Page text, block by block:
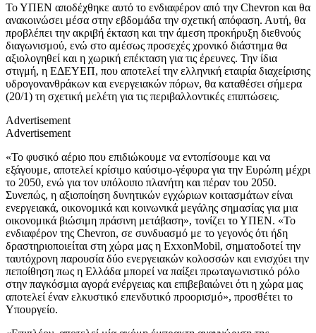
Το ΥΠΕΝ αποδέχθηκε αυτό το ενδιαφέρον από την Chevron και θα
ανακοινώσει μέσα στην εβδομάδα την σχετική απόφαση. Αυτή, θα
προβλέπει την ακριβή έκταση και την άμεση προκήρυξη διεθνούς
διαγωνισμού, ενώ στο αμέσως προσεχές χρονικό διάστημα θα
αξιολογηθεί και η χωρική επέκταση για τις έρευνες. Την ίδια
στιγμή, η ΕΔΕΥΕΠ, που αποτελεί την ελληνική εταιρία διαχείρισης
υδρογονανθράκων και ενεργειακών πόρων, θα καταθέσει σήμερα
(20/1) τη σχετική μελέτη για τις περιβαλλοντικές επιπτώσεις.
Advertisement
Advertisement
«Το φυσικό αέριο που επιδιώκουμε να εντοπίσουμε και να
εξάγουμε, αποτελεί κρίσιμο καύσιμο-γέφυρα για την Ευρώπη μέχρι
το 2050, ενώ για τον υπόλοιπο πλανήτη και πέραν του 2050.
Συνεπώς, η αξιοποίηση δυνητικών εγχώριων κοιτασμάτων είναι
ενεργειακά, οικονομικά και κοινωνικά μεγάλης σημασίας για μια
οικονομικά βιώσιμη πράσινη μετάβαση», τονίζει το ΥΠΕΝ. «Το
ενδιαφέρον της Chevron, σε συνδυασμό με το γεγονός ότι ήδη
δραστηριοποιείται στη χώρα μας η ExxonMobil, σηματοδοτεί την
ταυτόχρονη παρουσία δύο ενεργειακών κολοσσών και ενισχύει την
πεποίθηση πως η Ελλάδα μπορεί να παίξει πρωταγωνιστικό ρόλο
στην παγκόσμια αγορά ενέργειας και επιβεβαιώνει ότι η χώρα μας
αποτελεί έναν ελκυστικό επενδυτικό προορισμό», προσθέτει το
Υπουργείο.